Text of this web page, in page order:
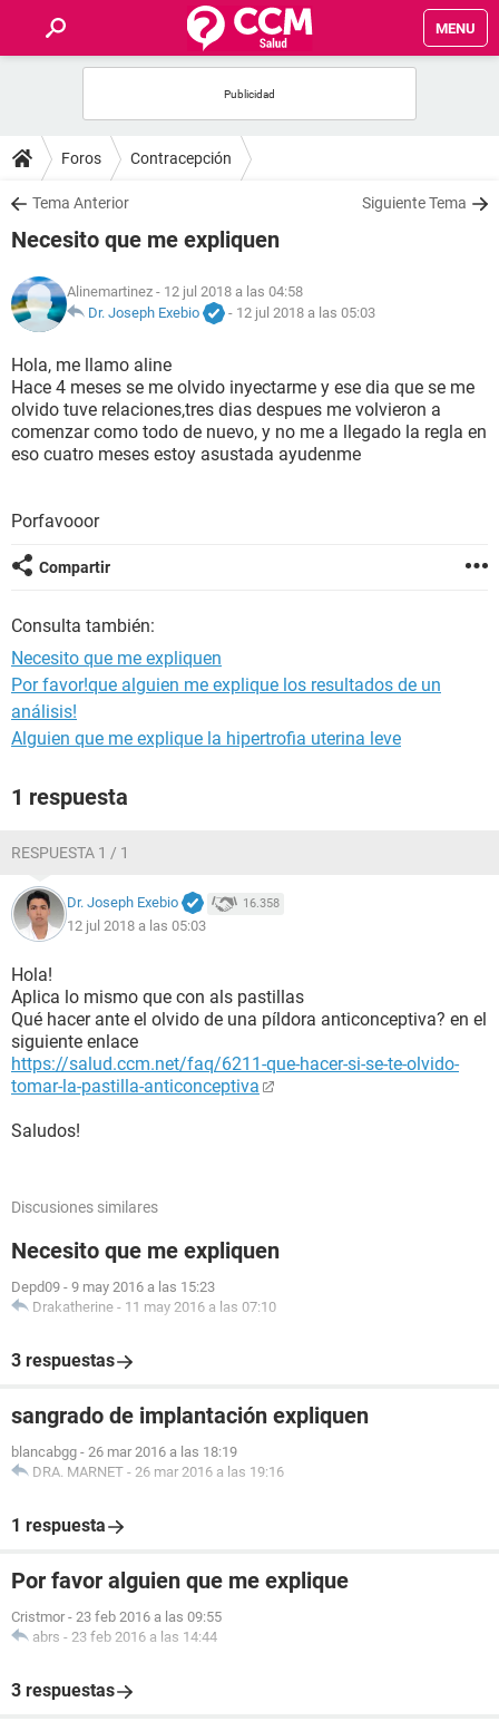
MENU
FOROS
SALUD
NUTRICIÓN
BIENESTAR
SEXUALIDAD
Foros Contracepción
Tema Anterior Siguiente Tema
Necesito que me expliquen
Alinemartinez - 12 jul 2018 a las 04:58
Dr. Joseph Exebio
- 12 jul 2018 a las 05:03
Hola, me llamo aline
Hace 4 meses se me olvido inyectarme y ese dia que se me
olvido tuve relaciones,tres dias despues me volvieron a
comenzar como todo de nuevo, y no me a llegado la regla en
eso cuatro meses estoy asustada ayudenme
Porfavooor
Compartir
Consulta también:
Necesito que me expliquen
Por favor!que alguien me explique los resultados de un
análisis!
Alguien que me explique la hipertrofia uterina leve
1 respuesta
RESPUESTA 1 / 1
Dr. Joseph Exebio 16.358
12 jul 2018 a las 05:03
Hola!
Aplica lo mismo que con als pastillas
Qué hacer ante el olvido de una píldora anticonceptiva? en el
siguiente enlace
https://salud.ccm.net/faq/6211-que-hacer-si-se-te-olvido-
tomar-la-pastilla-anticonceptiva
Saludos!
Discusiones similares
Necesito que me expliquen
Depd09 - 9 may 2016 a las 15:23
Drakatherine - 11 may 2016 a las 07:10
3 respuestas
sangrado de implantación expliquen
blancabgg - 26 mar 2016 a las 18:19
DRA. MARNET - 26 mar 2016 a las 19:16
1 respuesta
Por favor alguien que me explique
Cristmor - 23 feb 2016 a las 09:55
abrs - 23 feb 2016 a las 14:44
3 respuestas